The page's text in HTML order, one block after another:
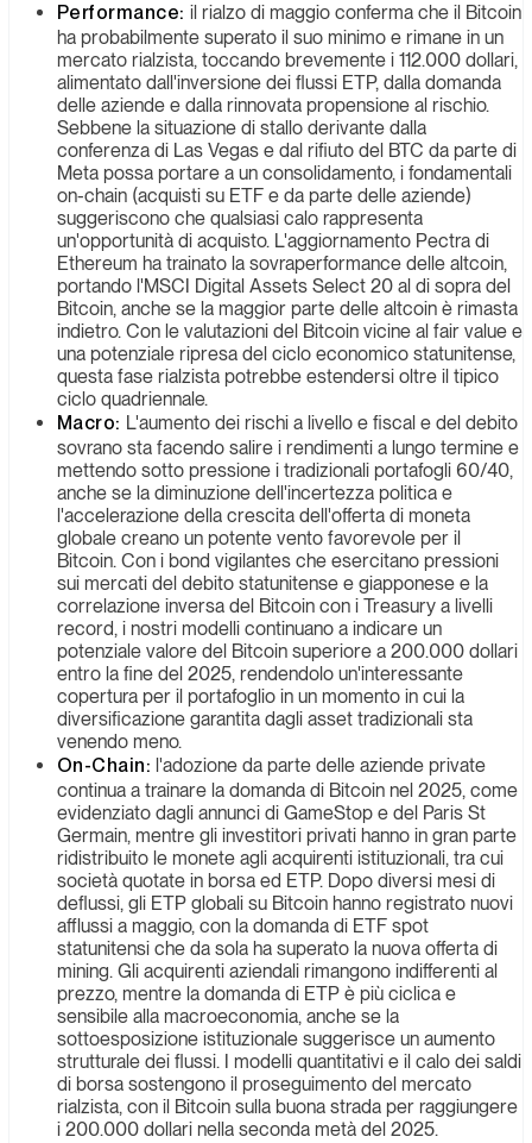
Performance: il rialzo di maggio conferma che il Bitcoin
ha probabilmente superato il suo minimo e rimane in un
mercato rialzista, toccando brevemente i 112.000 dollari,
alimentato dall'inversione dei flussi ETP, dalla domanda
delle aziende e dalla rinnovata propensione al rischio.
Sebbene la situazione di stallo derivante dalla
conferenza di Las Vegas e dal rifiuto del BTC da parte di
Meta possa portare a un consolidamento, i fondamentali
on-chain (acquisti su ETF e da parte delle aziende)
suggeriscono che qualsiasi calo rappresenta
un'opportunità di acquisto. L'aggiornamento Pectra di
Ethereum ha trainato la sovraperformance delle altcoin,
portando l'MSCI Digital Assets Select 20 al di sopra del
Bitcoin, anche se la maggior parte delle altcoin è rimasta
indietro. Con le valutazioni del Bitcoin vicine al fair value e
una potenziale ripresa del ciclo economico statunitense,
questa fase rialzista potrebbe estendersi oltre il tipico
ciclo quadriennale.
Macro: L'aumento dei rischi a livello e fiscal e del debito
sovrano sta facendo salire i rendimenti a lungo termine e
mettendo sotto pressione i tradizionali portafogli 60/40,
anche se la diminuzione dell'incertezza politica e
l'accelerazione della crescita dell'offerta di moneta
globale creano un potente vento favorevole per il
Bitcoin. Con i bond vigilantes che esercitano pressioni
sui mercati del debito statunitense e giapponese e la
correlazione inversa del Bitcoin con i Treasury a livelli
record, i nostri modelli continuano a indicare un
potenziale valore del Bitcoin superiore a 200.000 dollari
entro la fine del 2025, rendendolo un'interessante
copertura per il portafoglio in un momento in cui la
diversificazione garantita dagli asset tradizionali sta
venendo meno.
On-Chain: l'adozione da parte delle aziende private
continua a trainare la domanda di Bitcoin nel 2025, come
evidenziato dagli annunci di GameStop e del Paris St
Germain, mentre gli investitori privati hanno in gran parte
ridistribuito le monete agli acquirenti istituzionali, tra cui
società quotate in borsa ed ETP. Dopo diversi mesi di
deflussi, gli ETP globali su Bitcoin hanno registrato nuovi
afflussi a maggio, con la domanda di ETF spot
statunitensi che da sola ha superato la nuova offerta di
mining. Gli acquirenti aziendali rimangono indifferenti al
prezzo, mentre la domanda di ETP è più ciclica e
sensibile alla macroeconomia, anche se la
sottoesposizione istituzionale suggerisce un aumento
strutturale dei flussi. I modelli quantitativi e il calo dei saldi
di borsa sostengono il proseguimento del mercato
rialzista, con il Bitcoin sulla buona strada per raggiungere
i 200.000 dollari nella seconda metà del 2025.